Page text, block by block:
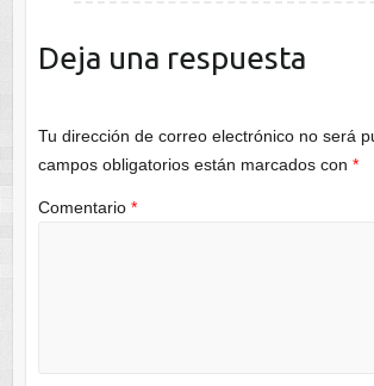
Deja una respuesta
Tu dirección de correo electrónico no será
campos obligatorios están marcados con *
Comentario *